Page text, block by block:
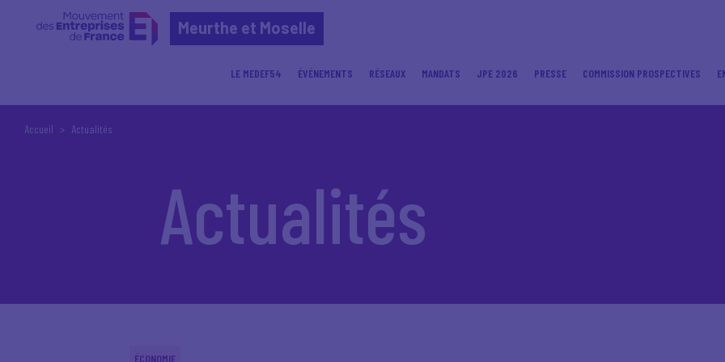
Meurthe et Moselle
LE MEDEF54 ÉVÉNEMENTS RÉSEAUX MANDATS JPE 2026 PRESSE COMMISSION PROSPECTIVES
Accueil Actualités
Actualités
ÉCONOMIE